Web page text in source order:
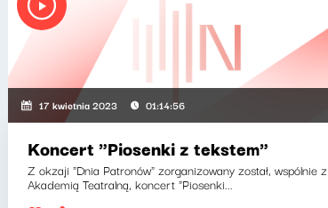
17 kwietnia 2023 01:14:56
Koncert "Piosenki z tekstem"
Z okzaji "Dnia Patronów" zorganizowany został, wspólnie z
Akademią Teatralną, koncert "Piosenki...